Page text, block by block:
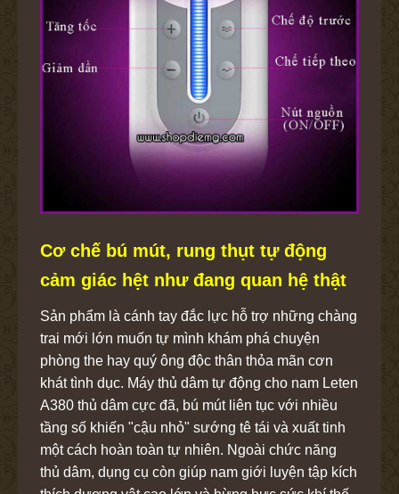
Cơ chế bú mút, rung thụt tự động
cảm giác hệt như đang quan hệ thật
Sản phẩm là cánh tay đắc lực hỗ trợ những chàng
trai mới lớn muốn tự mình khám phá chuyện
phòng the hay quý ông độc thân thỏa mãn cơn
khát tình dục. Máy thủ dâm tự động cho nam Leten
A380 thủ dâm cực đã, bú mút liên tục với nhiều
tầng số khiến "cậu nhỏ" sướng tê tái và xuất tinh
một cách hoàn toàn tự nhiên. Ngoài chức năng
thủ dâm, dụng cụ còn giúp nam giới luyện tập kích